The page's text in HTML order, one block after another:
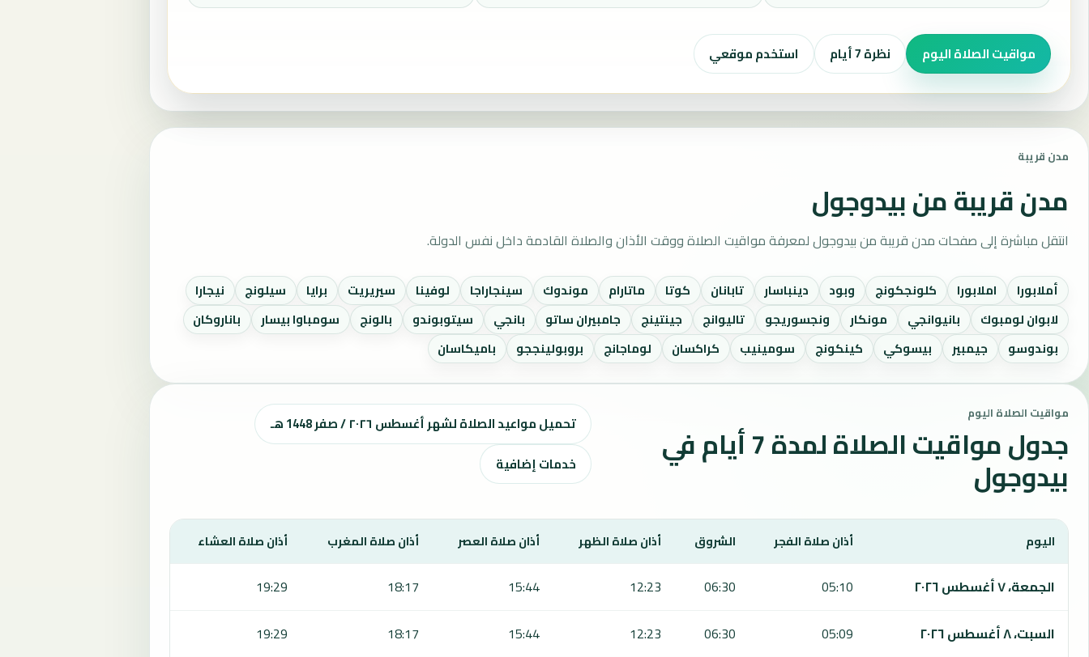
مواقيت الصلاة اليوم نظرة 7 أيام استخدم موقعي
مدن قريبة
مدن قريبة من بيدوجول
انتقل مباشرة إلى صفحات مدن قريبة من بيدوجول لمعرفة مواقيت الصلاة ووقت الأذان والصلاة القادمة داخل نفس الدولة.
أملابورا املابورا كلونجكونج وبود دينباسار تابانان كوتا ماتارام موندوك سينجاراجا لوفينا سيريريت برايا سيلونج
نيجارا
لابوان لومبوك
بانيوانجي مونكار ونجسوريجو تاليوانج جينتينج جامبيران ساتو بانجي سيتوبوندو بالونج سومباوا بيسار
باناروكان
بوندوسو
جيمبير بيسوكي كينكونج سومينيب كراكسان لوماجانج بروبولينججو باميكاسان
مواقيت الصلاة اليوم
جدول مواقيت الصلاة لمدة 7 أيام في
بيدوجول
تحميل مواعيد الصلاة لشهر أغسطس ٢٠٢٦ / صفر 1448 هـ
خدمات إضافية
يعرض هذا الجدول مواقيت الصلاة لمدة 7 أيام في بيدوجول، بما يشمل الفجر والشروق والظهر والعصر والمغرب والعشاء.
اليوم أذان صلاة الفجر الشروق أذان صلاة الظهر أذان صلاة العصر أذان صلاة المغرب أذان صلاة العشاء
الجمعة، ٧ أغسطس ٢٠٢٦ 05:10
06:30
12:23
15:44
18:17
19:29
السبت، ٨ أغسطس ٢٠٢٦
05:09
06:30
12:23
15:44
18:17
19:29